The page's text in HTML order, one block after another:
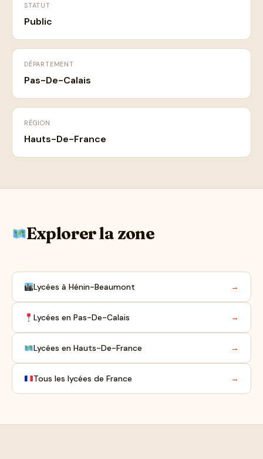
STATUT
Public
DÉPARTEMENT
Pas-De-Calais
RÉGION
Hauts-De-France
Explorer la zone
Lycées à Hénin-Beaumont →
Lycées en Pas-De-Calais →
Lycées en Hauts-De-France →
Tous les lycées de France →